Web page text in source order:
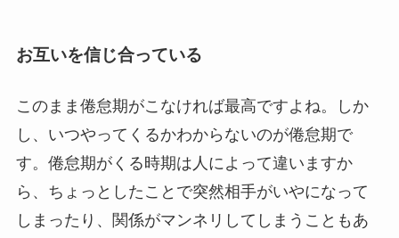
お互いを信じ合っている
このまま倦怠期がこなければ最高ですよね。しか
し、いつやってくるかわからないのが倦怠期で
す。倦怠期がくる時期は人によって違いますか
ら、ちょっとしたことで突然相手がいやになって
しまったり、関係がマンネリしてしまうこともあ